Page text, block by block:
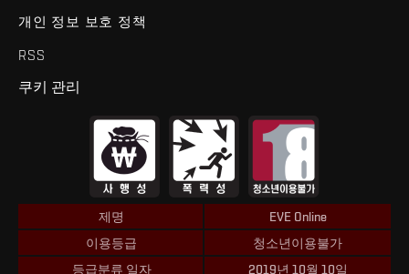
개인 정보 보호 정책
RSS
쿠키 관리
제명
EVE Online
이용등급
청소년이용불가
등급분류 일자
2019년 10월 10일